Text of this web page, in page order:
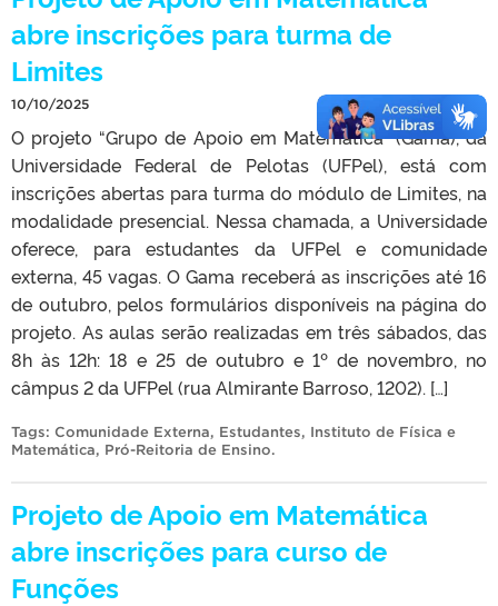
abre inscrições para turma de
Limites
10/10/2025
O projeto “Grupo de Apoio em Matemática” (Gama), da
Universidade Federal de Pelotas (UFPel), está com
inscrições abertas para turma do módulo de Limites, na
modalidade presencial. Nessa chamada, a Universidade
oferece, para estudantes da UFPel e comunidade
externa, 45 vagas. O Gama receberá as inscrições até 16
de outubro, pelos formulários disponíveis na página do
projeto. As aulas serão realizadas em três sábados, das
8h às 12h: 18 e 25 de outubro e 1º de novembro, no
câmpus 2 da UFPel (rua Almirante Barroso, 1202). […]
Tags: Comunidade Externa, Estudantes, Instituto de Física e
Matemática, Pró-Reitoria de Ensino.
Projeto de Apoio em Matemática
abre inscrições para curso de
Funções